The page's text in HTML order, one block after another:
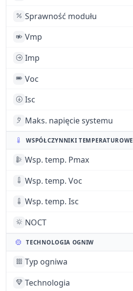
Sprawność modułu
Vmp
Imp
Voc
Isc
Maks. napięcie systemu
WSPÓŁCZYNNIKI TEMPERATUROWE
Wsp. temp. Pmax
Wsp. temp. Voc
Wsp. temp. Isc
NOCT
TECHNOLOGIA OGNIW
Typ ogniwa
Technologia